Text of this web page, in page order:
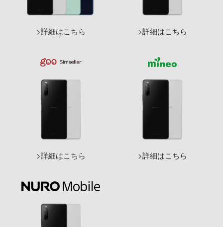
詳細はこちら 詳細はこちら
詳細はこちら 詳細はこちら